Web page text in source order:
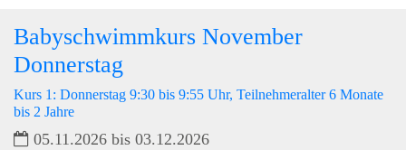
Babyschwimmkurs November
Donnerstag
Kurs 1: Donnerstag 9:30 bis 9:55 Uhr, Teilnehmeralter 6 Monate
bis 2 Jahre
05.11.2026 bis 03.12.2026